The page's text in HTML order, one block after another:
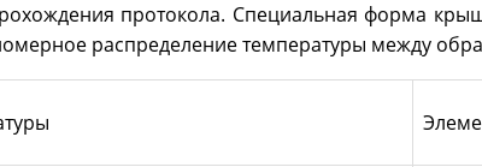
протокола. Специальная форма
распределение температуры между